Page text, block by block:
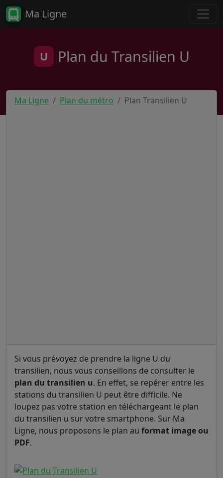
Ma Ligne
U Plan du Transilien U
Ma Ligne Plan du métro Plan Transilien U
Si vous prévoyez de prendre la ligne U du
transilien, nous vous conseillons de consulter le
plan du transilien u. En effet, se repérer entre les
stations du transilien U peut être difficile. Ne
loupez pas votre station en téléchargeant le plan
du transilien u sur votre smartphone. Sur Ma
Ligne, nous proposons le plan au format image ou
PDF.